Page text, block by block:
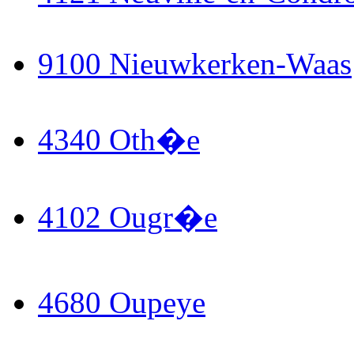
9100 Nieuwkerken-Waas
4340 Oth�e
4102 Ougr�e
4680 Oupeye